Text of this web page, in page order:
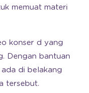
memuat materi
konser d yang
Dengan bantuan
di belakang
tersebut.